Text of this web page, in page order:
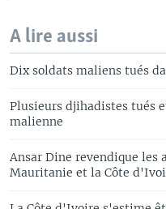
A lire aussi
Dix soldats maliens tués
Plusieurs djihadistes tués
malienne
Ansar Dine revendique les
Mauritanie et la Côte